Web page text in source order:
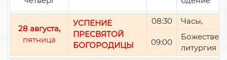
28 августа,
пятница
УСПЕНИЕ
ПРЕСВЯТОЙ
БОГОРОДИЦЫ
08:30 Часы,
09:00
литургия